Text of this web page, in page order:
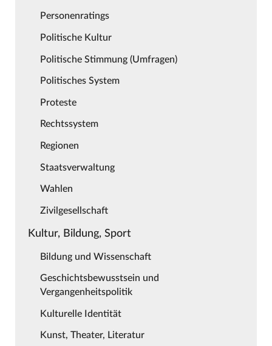
Personenratings
Politische Kultur
Politische Stimmung (Umfragen)
Politisches System
Proteste
Rechtssystem
Regionen
Staatsverwaltung
Wahlen
Zivilgesellschaft
Kultur, Bildung, Sport
Bildung und Wissenschaft
Geschichtsbewusstsein und
Vergangenheitspolitik
Kulturelle Identität
Kunst, Theater, Literatur